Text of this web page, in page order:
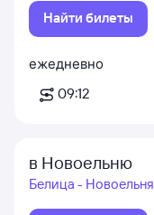
Найти билеты
ежедневно
09:12
в Новоельню
Белица - Новоельня